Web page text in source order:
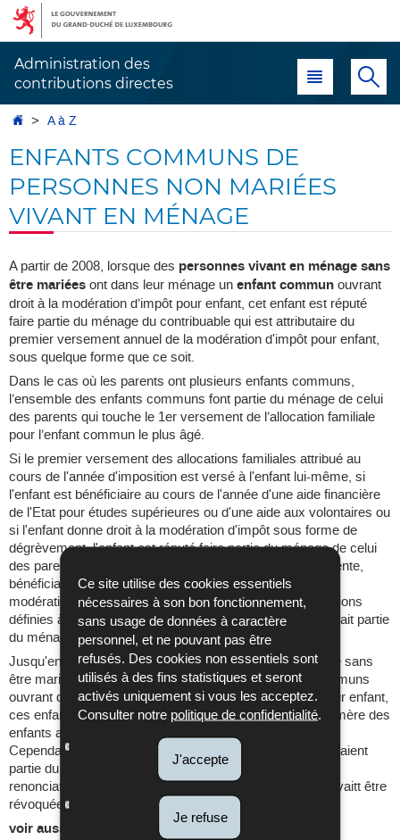
Ce site utilise des cookies essentiels
nécessaires à son bon fonctionnement,
sans usage de données à caractère
personnel, et ne pouvant pas être
refusés. Des cookies non essentiels sont
utilisés à des fins statistiques et seront
activés uniquement si vous les acceptez.
Consulter notre politique de confidentialité.
J'accepte
Je refuse
Aller
navigation
Aller
au
Administration des
contributions directes
Menu principal
AccueilA à Z
ENFANTS COMMUNS DE
PERSONNES NON MARIÉES
VIVANT EN MÉNAGE
A partir de 2008, lorsque des personnes vivant en ménage sans
être mariées ont dans leur ménage un enfant commun ouvrant
droit à la modération d’impôt pour enfant, cet enfant est réputé
faire partie du ménage du contribuable qui est attributaire du
premier versement annuel de la modération d'impôt pour enfant,
sous quelque forme que ce soit.
Dans le cas où les parents ont plusieurs enfants communs,
l’ensemble des enfants communs font partie du ménage de celui
des parents qui touche le 1er versement de l’allocation familiale
pour l’enfant commun le plus âgé.
Si le premier versement des allocations familiales attribué au
cours de l'année d'imposition est versé à l'enfant lui-même, si
l'enfant est bénéficiaire au cours de l'année d'une aide financière
de l'Etat pour études supérieures ou d'une aide aux volontaires ou
si l'enfant donne droit à la modération d'impôt sous forme de
dégrèvement, l'enfant est réputé faire partie du ménage de celui
des parents qui, au cours de l'année d'imposition précédente,
bénéficiait (selon les dispositions de l'article 122) d'une
modération d'impôt pour le même enfant (dans les conditions
définies à l'article 123), à moins que celui-ci déclare qu'il fait partie
du ménage de l'autre parent.
Jusqu'en 2007, lorsque des personnes vivant en ménage sans
être mariées avaient dans leur ménage des enfants communs
ouvrant droit à la modération d’impôt (classe d’impôt) pour enfant,
ces enfants faisaient partie du ménage de leur mère. La mère des
enfants avait droit à la classe d’impôt pour ces enfants.
Cependant, la mère pouvait déclarer que ces enfants faisaient
partie du ménage de leur père. Cette déclaration de
renonciation valait pour une année d'imposition et ne pouvaitt être
révoquée.
voir aussi: